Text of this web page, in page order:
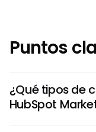
Puntos
¿Qué tipos de
HubSpot